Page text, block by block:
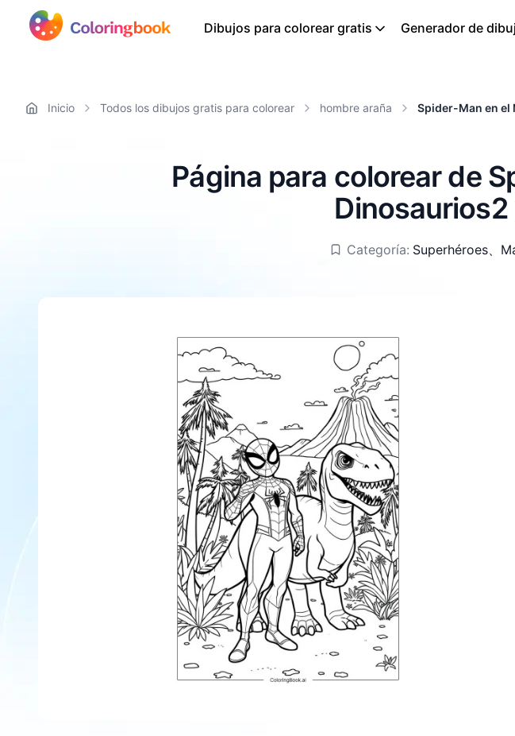
Dibujos para colorear gratis Generador de
Inicio Todos los dibujos gratis para colorear hombre araña Spider-Man en el
Página para colorear de
Categoría: Superhéroes、